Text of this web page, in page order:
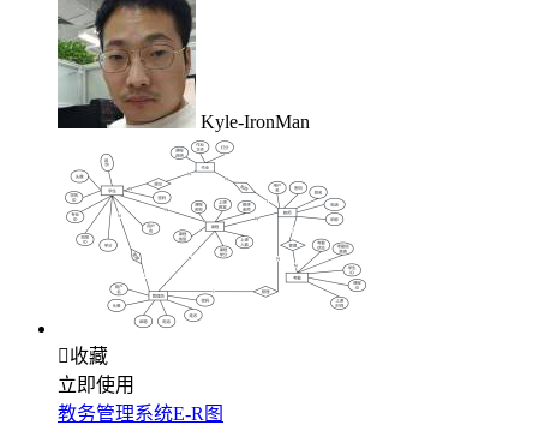
Kyle-IronMan
收藏
立即使用
教务管理系统E-R图